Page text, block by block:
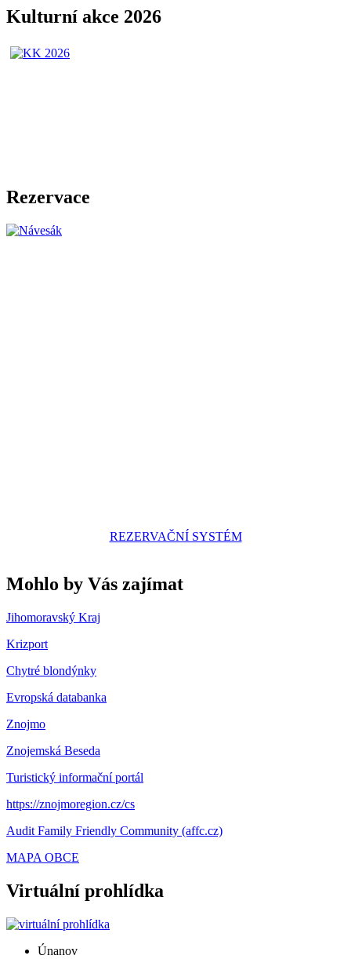
Kulturní akce 2026
Rezervace
REZERVAČNÍ SYSTÉM
Mohlo by Vás zajímat
Jihomoravský Kraj
Krizport
Chytré blondýnky
Evropská databanka
Znojmo
Znojemská Beseda
Turistický informační portál
https://znojmoregion.cz/cs
Audit Family Friendly Community (affc.cz)
MAPA OBCE
Virtuální prohlídka
Únanov